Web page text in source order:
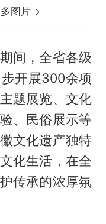
图片
间，全省各级
开展300余项
题展览、文化
、民俗展示等
文化遗产独特
化生活，在全
传承的浓厚氛